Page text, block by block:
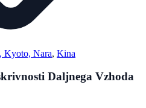
Kyoto, Nara, Kina
Daljnega Vzhoda